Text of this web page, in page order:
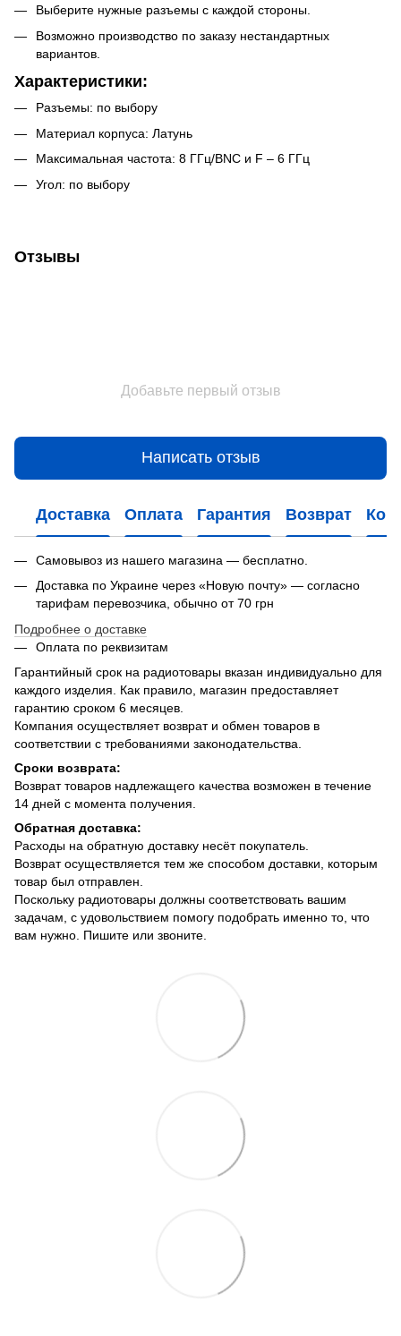
Выберите нужные разъемы с каждой стороны.
Возможно производство по заказу нестандартных
вариантов.
Характеристики:
Разъемы: по выбору
Материал корпуса: Латунь
Максимальная частота: 8 ГГц/BNC и F – 6 ГГц
Угол: по выбору
Отзывы
Добавьте первый отзыв
Написать отзыв
Доставка Оплата Гарантия Возврат
Самовывоз из нашего магазина — бесплатно.
Доставка по Украине через «Новую почту» — согласно
тарифам перевозчика, обычно от 70 грн
Подробнее о доставке
Оплата по реквизитам
Гарантийный срок на радиотовары вказан индивидуально для
каждого изделия. Как правило, магазин предоставляет
гарантию сроком 6 месяцев.
Компания осуществляет возврат и обмен товаров в
соответствии с требованиями законодательства.
Сроки возврата:
Возврат товаров надлежащего качества возможен в течение
14 дней с момента получения.
Обратная доставка:
Расходы на обратную доставку несёт покупатель.
Возврат осуществляется тем же способом доставки, которым
товар был отправлен.
Поскольку радиотовары должны соответствовать вашим
задачам, с удовольствием помогу подобрать именно то, что
вам нужно. Пишите или звоните.